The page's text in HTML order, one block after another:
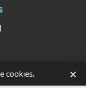
cookies. ×